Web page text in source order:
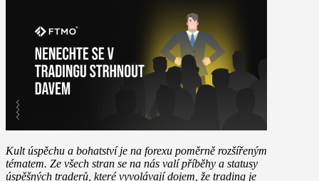
Kult úspěchu a bohatství je na forexu poměrně rozšířeným
tématem. Ze všech stran se na nás valí příběhy a statusy
úspěšných traderů, které vyvolávají dojem, že trading je